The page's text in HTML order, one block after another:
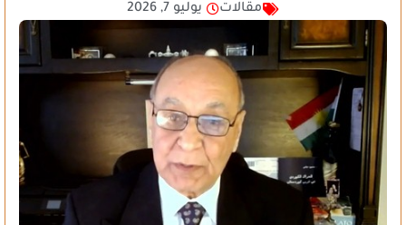
مقالات
يوليو 7, 2026